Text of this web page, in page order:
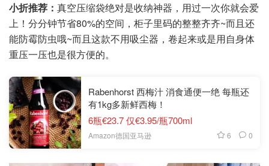
小折推荐： 真空压缩袋绝对是收纳神器，用过一次你就会爱
上！分分钟节省80%的空间，柜子里码的整整齐齐~而且还
能防霉防虫哦~而且这款不用吸尘器，卷起来或是用自身体
重压一压也是很方便的。
Rabenhorst 西梅汁 消食通便一绝 每瓶还
有1kg多新鲜西梅！
6瓶€23.7 仅€3.95/瓶700ml
Amazon德国亚马逊 6 0